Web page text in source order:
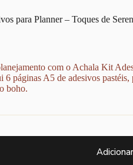
para Planner – Toques de
com o Achala Kit
6 páginas A5 de adesivos
boho.